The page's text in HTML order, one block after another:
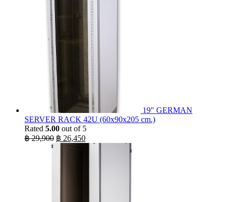
19" GERMAN
SERVER RACK 42U (60x90x205 cm.)
Rated 5.00 out of 5
฿29,900 Original
price
฿ 26,450Current
price